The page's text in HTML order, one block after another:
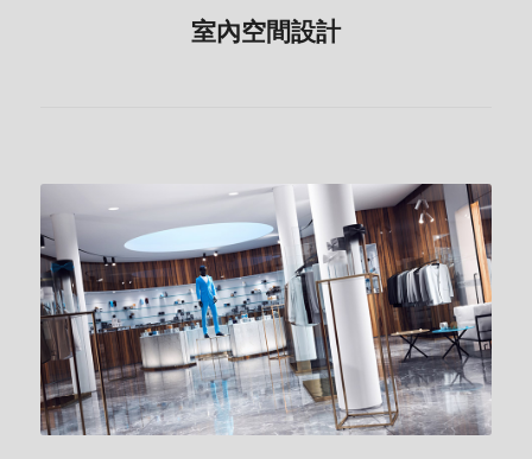
室內空間設計
商業空間設計